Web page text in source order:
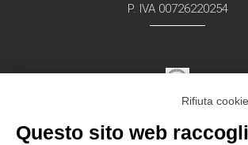
P. IVA 00726220254
per la erogazione di servizi medici e
Rifiuta
Questo sito web